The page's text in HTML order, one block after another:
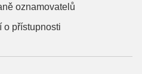
oznamovatelů
o přístupnosti